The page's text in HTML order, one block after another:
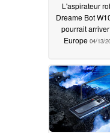
L'aspirateur
Dreame Bot
pourrait
Europe 04/13/